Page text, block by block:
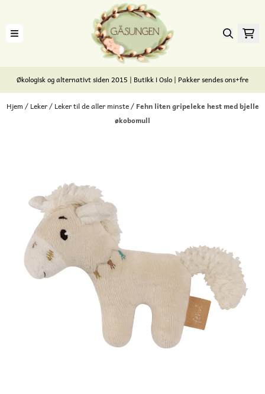
Økologisk og alternativt siden 2015 | Butikk i Oslo | Pakker sendes ons+fre
Hjem / Leker/ Leker til de aller minste/ Fehn liten gripeleke hest med bjelle
økobomull